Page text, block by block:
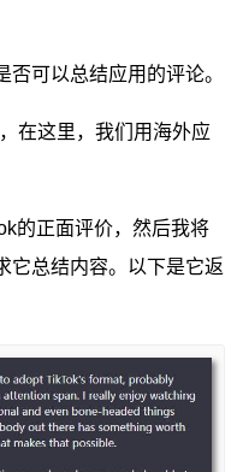
可以总结应用的评论。
在这里，我们用海外应
的正面评价，然后我将
它总结内容。以下是它返